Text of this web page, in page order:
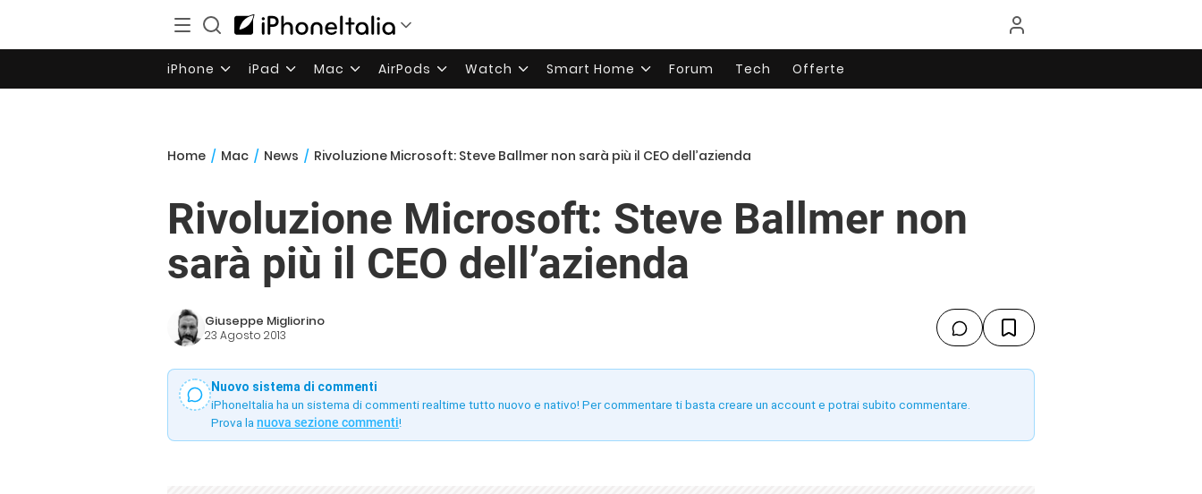
iPhone iPad Mac AirPods Watch Smart Home Forum Tech Offerte
Home / Mac / News / Rivoluzione Microsoft: Steve Ballmer non sarà più il CEO dell’azienda
Rivoluzione Microsoft: Steve Ballmer non
sarà più il CEO dell’azienda
Giuseppe Migliorino
23 Agosto 2013
Nuovo sistema di commenti
iPhoneItalia ha un sistema di commenti realtime tutto nuovo e nativo! Per commentare ti basta creare un account e potrai subito commentare.
Prova la nuova sezione commenti!